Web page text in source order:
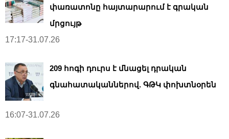
փառատոնը հայտարարում է գրական
մրցույթ
17:17-31.07.26
209 հոգի դուրս է մնացել դրական
գնահատականներով. ԳԹԿ փոխտնօրեն
16:07-31.07.26